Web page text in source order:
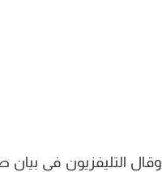
وقال التليفزيون في بيان